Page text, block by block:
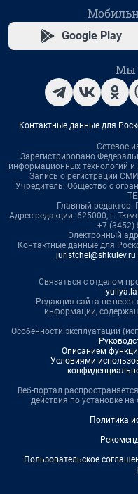
Google Play
Мы
Контактные данные для
Сетевое
Зарегистрировано
информационных технологий
Запись о регистрации
Учредитель: Общество с
Главный редактор:
Адрес редакции: 625000, г.
+7 (3452)
Электронный
Контактные данные для
juristchel@shkulev.ru
Связаться с отделом
Редакция сайта не несет
информации,
Особенности эксплуатации
Описанием
Условиями
Веб-портал
действия по установке
Политика
Пользовательское